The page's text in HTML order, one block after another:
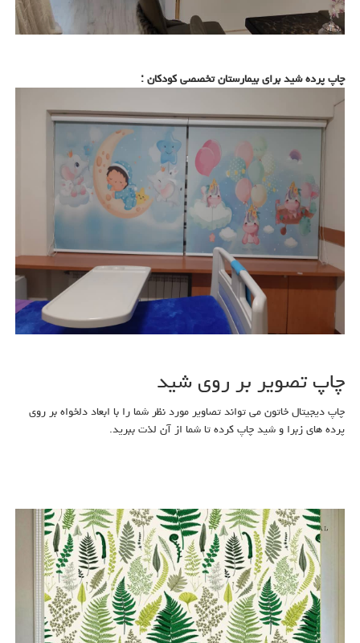
چاپ پرده شید برای بیمارستان تخصصی کودکان :
چاپ تصویر بر روی شید
چاپ دیجیتال خاتون می تواند تصاویر مورد نظر شما را با ابعاد دلخواه بر روی
پرده های زبرا و شید چاپ کرده تا شما از آن لذت ببرید.